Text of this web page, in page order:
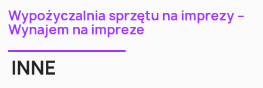
Wypożyczalnia sprzętu na imprezy –
Wynajem na impreze
INNE